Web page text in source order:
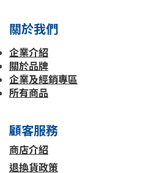
關於我們
企業介紹
關於品牌
企業及經銷專區
所有商品
顧客服務
商店介紹
退換貨政策